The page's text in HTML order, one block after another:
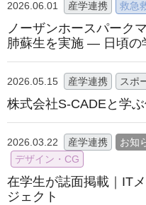
2026.06.01 産学連携 救急
ノーザンホースパーク
肺蘇生を実施 ― 日頃の
2026.05.15 産学連携 スポ
株式会社S-CADEと学
2026.03.22 産学連携 お知
デザイン・CG
在学生が誌面掲載｜IT
ジェクト